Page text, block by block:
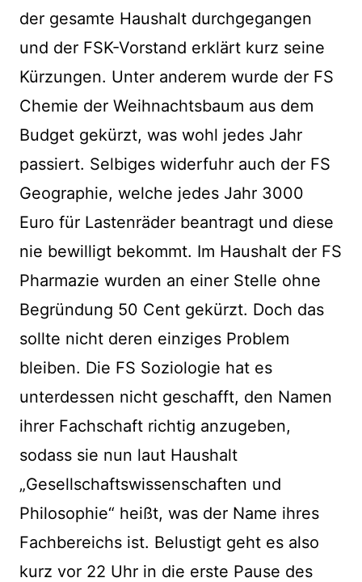
der gesamte Haushalt durchgegangen
und der FSK-Vorstand erklärt kurz seine
Kürzungen. Unter anderem wurde der FS
Chemie der Weihnachtsbaum aus dem
Budget gekürzt, was wohl jedes Jahr
passiert. Selbiges widerfuhr auch der FS
Geographie, welche jedes Jahr 3000
Euro für Lastenräder beantragt und diese
nie bewilligt bekommt. Im Haushalt der FS
Pharmazie wurden an einer Stelle ohne
Begründung 50 Cent gekürzt. Doch das
sollte nicht deren einziges Problem
bleiben. Die FS Soziologie hat es
unterdessen nicht geschafft, den Namen
ihrer Fachschaft richtig anzugeben,
sodass sie nun laut Haushalt
„Gesellschaftswissenschaften und
Philosophie“ heißt, was der Name ihres
Fachbereichs ist. Belustigt geht es also
kurz vor 22 Uhr in die erste Pause des